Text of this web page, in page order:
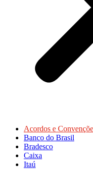
Acordos e
Banco do Brasil
Bradesco
Caixa
Itaú